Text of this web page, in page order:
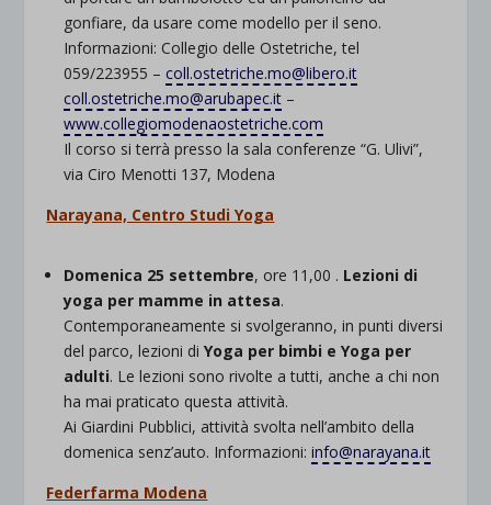
gonfiare, da usare come modello per il seno.
Informazioni: Collegio delle Ostetriche, tel
059/223955 –coll.ostetriche.mo@libero.it
coll.ostetriche.mo@arubapec.it –
www.collegiomodenaostetriche.com
Il corso si terrà presso la sala conferenze “G. Ulivi”,
via Ciro Menotti 137, Modena
Narayana, Centro Studi Yoga
Domenica 25 settembre, ore 11,00 . Lezioni di
yoga per mamme in attesa.
Contemporaneamente si svolgeranno, in punti diversi
del parco, lezioni diYoga per bimbi e Yoga per
adulti. Le lezioni sono rivolte a tutti, anche a chi non
ha mai praticato questa attività.
Ai Giardini Pubblici, attività svolta nell’ambito della
domenica senz’auto. Informazioni:info@narayana.it
Federfarma Modena